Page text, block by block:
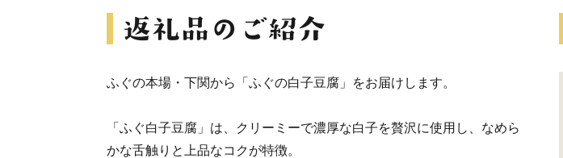
ふぐの本場・下関から「ふぐの白子豆腐」をお届けします。
「ふぐ白子豆腐」は、クリーミーで濃厚な白子を贅沢に使用し、なめら
かな舌触りと上品なコクが特徴。